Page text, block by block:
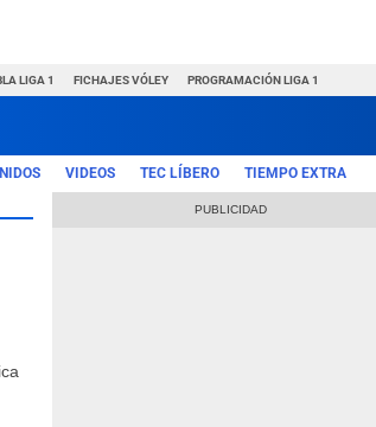
LIGA 1 FICHAJES VÓLEY PROGRAMACIÓN LIGA 1
VIDEOS TEC LÍBERO TIEMPO EXTRA